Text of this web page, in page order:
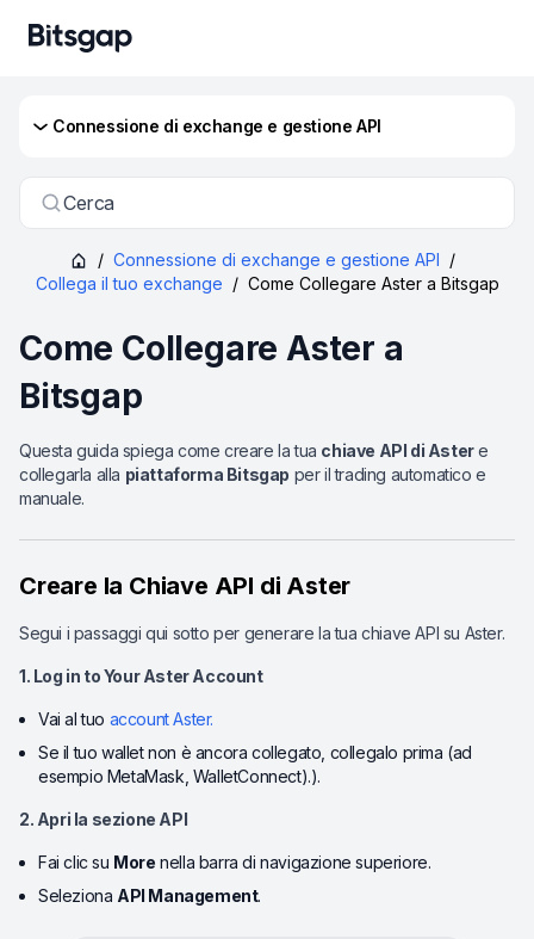
Connessione di exchange e gestione API
Cerca
/ Connessione di exchange e gestione API /
Collega il tuo exchange / Come Collegare Aster a Bitsgap
Come Collegare Aster a
Bitsgap
Questa guida spiega come creare la tua chiave API di Astere
collegarla alla piattaforma Bitsgap per il trading automatico e
manuale.
Creare la Chiave API di Aster
Segui i passaggi qui sotto per generare la tua chiave API su Aster.
1. Log in to Your Aster Account
Vai al tuo account Aster.
Se il tuo wallet non è ancora collegato, collegalo prima (ad
esempio MetaMask, WalletConnect).).
2. Apri la sezione API
Fai clic su More nella barra di navigazione superiore.
Seleziona API Management.